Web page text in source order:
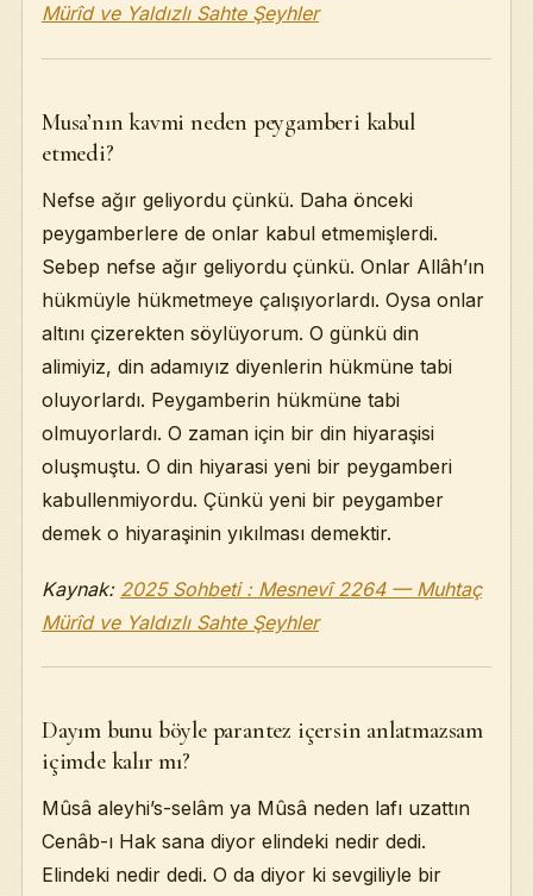
Mürîd ve Yaldızlı Sahte Şeyhler
Musa’nın kavmi neden peygamberi kabul
etmedi?
Nefse ağır geliyordu çünkü. Daha önceki
peygamberlere de onlar kabul etmemişlerdi.
Sebep nefse ağır geliyordu çünkü. Onlar Allâh’ın
hükmüyle hükmetmeye çalışıyorlardı. Oysa onlar
altını çizerekten söylüyorum. O günkü din
alimiyiz, din adamıyız diyenlerin hükmüne tabi
oluyorlardı. Peygamberin hükmüne tabi
olmuyorlardı. O zaman için bir din hiyaraşisi
oluşmuştu. O din hiyarasi yeni bir peygamberi
kabullenmiyordu. Çünkü yeni bir peygamber
demek o hiyaraşinin yıkılması demektir.
Kaynak: 2025 Sohbeti : Mesnevî 2264 — Muhtaç
Mürîd ve Yaldızlı Sahte Şeyhler
Dayım bunu böyle parantez içersin anlatmazsam
içimde kalır mı?
Mûsâ aleyhi’s-selâm ya Mûsâ neden lafı uzattın
Cenâb-ı Hak sana diyor elindeki nedir dedi.
Elindeki nedir dedi. O da diyor ki sevgiliyle bir